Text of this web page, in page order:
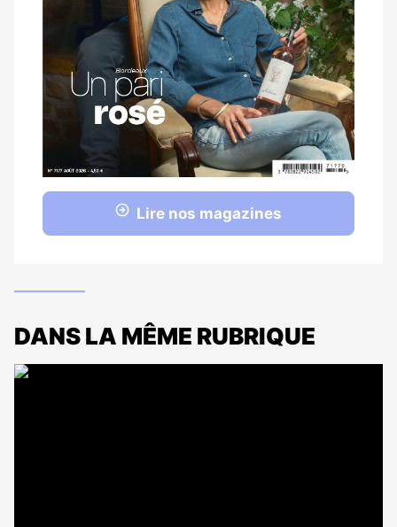
Lire nos magazines
DANS LA MÊME RUBRIQUE